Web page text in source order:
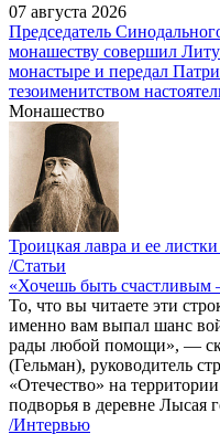
07 августа 2026
Председатель
монашеству совершил
монастыре и передал
тезоименитством
Монашество
Троицкая лавра и ее
/Статьи
«Хочешь быть счастливым
То, что вы читаете эти
именно вам выпал шанс
рады любой помощи», —
(Гельман), руководитель
«Отечество» на
подворья в деревне Лысая
/Интервью